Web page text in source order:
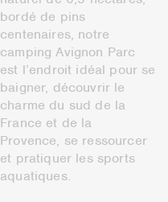
bordé de pins
centenaires, notre
camping Avignon Parc
est l’endroit idéal pour se
baigner, découvrir le
charme du sud de la
France et de la
Provence, se ressourcer
et pratiquer les sports
aquatiques.